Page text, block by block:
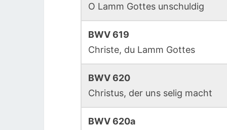
O Lamm Gottes unschuldig
BWV 619
Christe, du Lamm Gottes
BWV 620
Christus, der uns selig macht
BWV 620a